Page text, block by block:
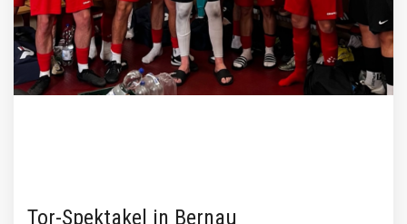
Tor-Spektakel in Bernau